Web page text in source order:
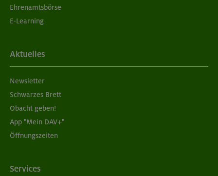
Ehrenamtsbörse
E-Learning
Aktuelles
Newsletter
Schwarzes Brett
Obacht geben!
App "Mein DAV+"
Öffnungszeiten
Services